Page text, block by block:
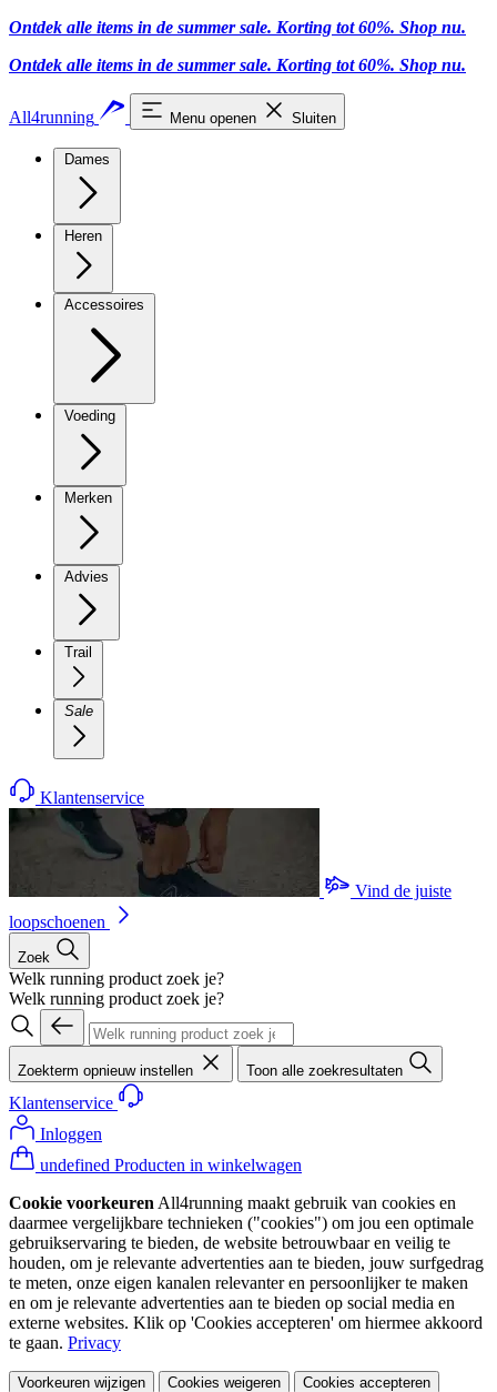
Ontdek alle items in de summer sale. Korting tot 60%. Shop nu.
Ontdek alle items in de summer sale. Korting tot 60%. Shop nu.
All4running Menu openen Sluiten
Dames
Heren
Accessoires
Voeding
Merken
Advies
Trail
Sale
Klantenservice
Vind de juiste
loopschoenen
Zoek
Welk running product zoek je?
Welk running product zoek je?
Zoekterm opnieuw instellen Toon alle zoekresultaten
Klantenservice
Inloggen
undefined Producten in winkelwagen
Cookie voorkeuren All4running maakt gebruik van cookies en
daarmee vergelijkbare technieken ("cookies") om jou een optimale
gebruikservaring te bieden, de website betrouwbaar en veilig te
houden, om je relevante advertenties aan te bieden, jouw surfgedrag
te meten, onze eigen kanalen relevanter en persoonlijker te maken
en om je relevante advertenties aan te bieden op social media en
externe websites. Klik op 'Cookies accepteren' om hiermee akkoord
te gaan. Privacy
Voorkeuren wijzigen Cookies weigeren Cookies accepteren